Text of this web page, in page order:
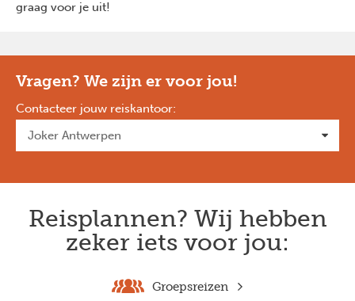
graag voor je uit!
Vragen? We zijn er voor jou!
Contacteer jouw reiskantoor:
Reisplannen? Wij hebben
zeker iets voor jou:
Groepsreizen